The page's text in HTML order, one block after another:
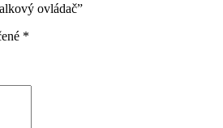
ovládač”
*